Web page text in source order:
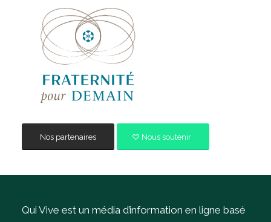
Nos partenaires Nous soutenir
Qui Vive est un média d’information en ligne basé